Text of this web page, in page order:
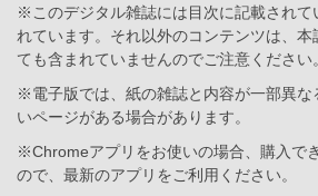
※このデジタル雑誌には目次に記載されて
れています。それ以外のコンテンツは、本
ても含まれていませんのでご注意ください。
※電子版では、紙の雑誌と内容が一部異な
いページがある場合があります。
※Chromeアプリをお使いの場合、購入で
ので、最新のアプリをご利用ください。